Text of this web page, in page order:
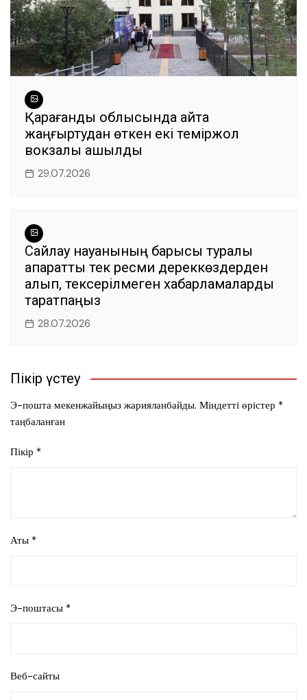
Қарағанды облысында қайта
жаңғыртудан өткен екі теміржол
вокзалы ашылды
29.07.2026
Сайлау науқанының барысы туралы
ақпаратты тек ресми дереккөздерден
алып, тексерілмеген хабарламаларды
таратпаңыз
28.07.2026
Пікір үстеу
Э-пошта мекенжайыңыз жарияланбайды. Міндетті өрістер *
таңбаланған
Пікір *
Аты *
Э-поштасы *
Веб-сайты